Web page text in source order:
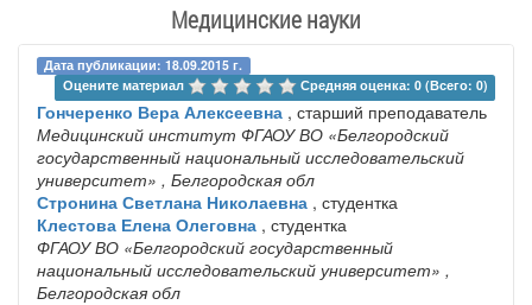
Медицинские науки
Дата публикации: 18.09.2015 г.
Оцените материал
Средняя оценка: 0 (Всего: 0)
Гончеренко Вера Алексеевна , старший преподаватель
Медицинский институт ФГАОУ ВО «Белгородский
государственный национальный исследовательский
университет» , Белгородская обл
Стронина Светлана Николаевна , студентка
Клестова Елена Олеговна , студентка
ФГАОУ ВО «Белгородский государственный
национальный исследовательский университет» ,
Белгородская обл